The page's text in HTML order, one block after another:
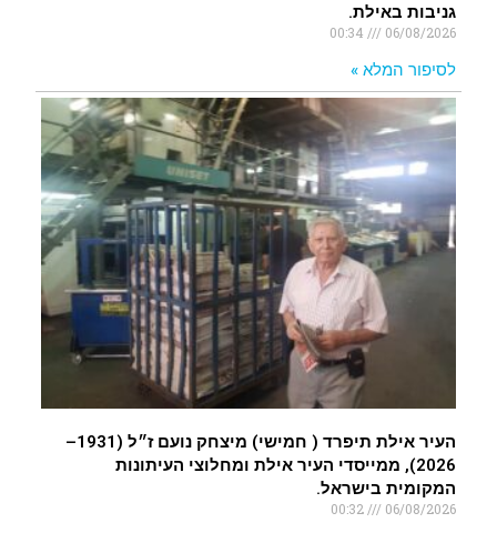
גניבות באילת.
06/08/2026
לסיפור המלא »
העיר אילת תיפרד ( חמישי) מיצחק נועם ז״ל (1931–
2026), ממייסדי העיר אילת ומחלוצי העיתונות
המקומית בישראל.
06/08/2026
00:32